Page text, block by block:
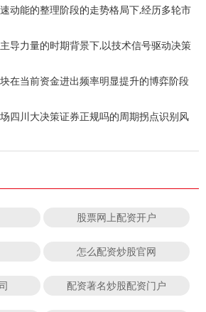
动能的整理阶段的走势格局下,经历多轮市
导力量的时期背景下,以技术信号驱动决策
在当前资金进出频率明显提升的博弈阶段
四川大决策证券正规吗的周期拐点识别风
股票网上配资开户
怎么配资炒股官网
配资著名炒股配资门户